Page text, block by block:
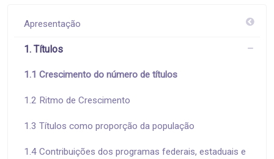
Apresentação
1. Títulos
1.1 Crescimento do número de títulos
1.2 Ritmo de Crescimento
1.3 Títulos como proporção da população
1.4 Contribuições dos programas federais, estaduais e